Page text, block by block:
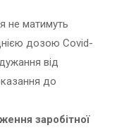
не матимуть
дозою Covid-
від
до
заробітної